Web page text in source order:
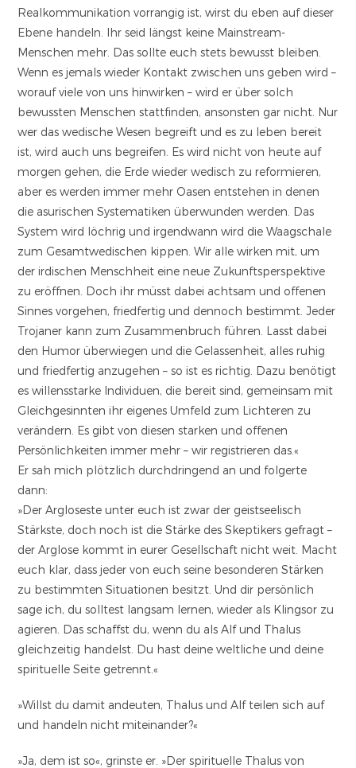
Realkommunikation vorrangig ist, wirst du eben auf dieser
Ebene handeln. Ihr seid längst keine Mainstream-
Menschen mehr. Das sollte euch stets bewusst bleiben.
Wenn es jemals wieder Kontakt zwischen uns geben wird –
worauf viele von uns hinwirken – wird er über solch
bewussten Menschen stattfinden, ansonsten gar nicht. Nur
wer das wedische Wesen begreift und es zu leben bereit
ist, wird auch uns begreifen. Es wird nicht von heute auf
morgen gehen, die Erde wieder wedisch zu reformieren,
aber es werden immer mehr Oasen entstehen in denen
die asurischen Systematiken überwunden werden. Das
System wird löchrig und irgendwann wird die Waagschale
zum Gesamtwedischen kippen. Wir alle wirken mit, um
der irdischen Menschheit eine neue Zukunftsperspektive
zu eröffnen. Doch ihr müsst dabei achtsam und offenen
Sinnes vorgehen, friedfertig und dennoch bestimmt. Jeder
Trojaner kann zum Zusammenbruch führen. Lasst dabei
den Humor überwiegen und die Gelassenheit, alles ruhig
und friedfertig anzugehen – so ist es richtig. Dazu benötigt
es willensstarke Individuen, die bereit sind, gemeinsam mit
Gleichgesinnten ihr eigenes Umfeld zum Lichteren zu
verändern. Es gibt von diesen starken und offenen
Persönlichkeiten immer mehr – wir registrieren das.«
Er sah mich plötzlich durchdringend an und folgerte
dann:
»Der Argloseste unter euch ist zwar der geistseelisch
Stärkste, doch noch ist die Stärke des Skeptikers gefragt –
der Arglose kommt in eurer Gesellschaft nicht weit. Macht
euch klar, dass jeder von euch seine besonderen Stärken
zu bestimmten Situationen besitzt. Und dir persönlich
sage ich, du solltest langsam lernen, wieder als Klingsor zu
agieren. Das schaffst du, wenn du als Alf und Thalus
gleichzeitig handelst. Du hast deine weltliche und deine
spirituelle Seite getrennt.«
»Willst du damit andeuten, Thalus und Alf teilen sich auf
und handeln nicht miteinander?«
»Ja, dem ist so«, grinste er. »Der spirituelle Thalus von